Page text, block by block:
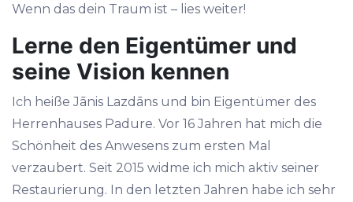
Wenn das dein Traum ist – lies weiter!
Lerne den Eigentümer und
seine Vision kennen
Ich heiße Jānis Lazdāns und bin Eigentümer des
Herrenhauses Padure. Vor 16 Jahren hat mich die
Schönheit des Anwesens zum ersten Mal
verzaubert. Seit 2015 widme ich mich aktiv seiner
Restaurierung. In den letzten Jahren habe ich sehr